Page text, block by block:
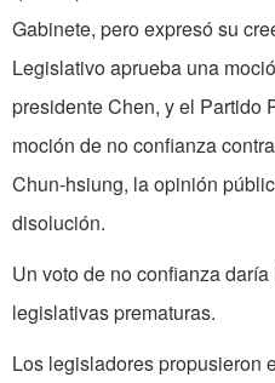
Gabinete, pero expresó su
Legislativo aprueba una
presidente Chen, y el Partido
moción de no confianza
Chun-hsiung, la opinión
disolución.
Un voto de no confianza
legislativas prematuras.
Los legisladores propusieron